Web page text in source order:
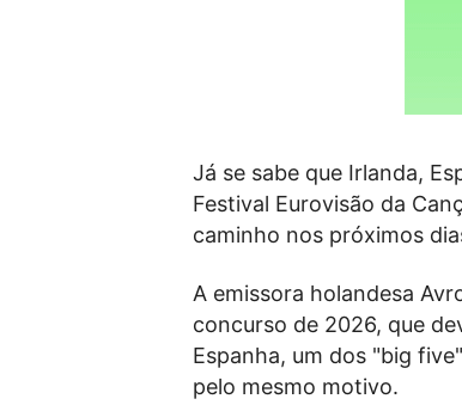
Já se sabe que Irlanda,
Festival Eurovisão da
caminho nos próximos
A emissora holandesa
concurso de 2026, que
Espanha, um dos "big
pelo mesmo motivo.